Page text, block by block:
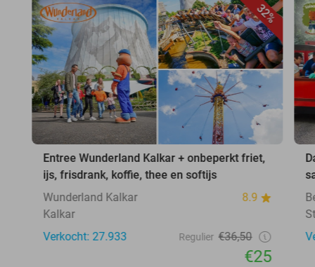
32%
Entree Wunderland Kalkar + onbeperkt friet,
ijs, frisdrank, koffie, thee en softijs
Wunderland Kalkar
8.9
Kalkar
Verkocht: 27.933
Regulier €36,50
€25